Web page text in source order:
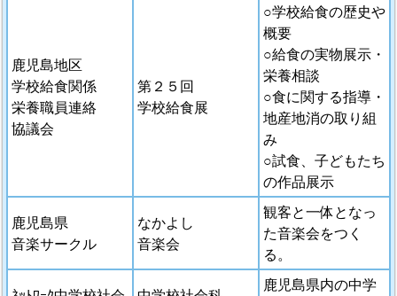
鹿児島地区
学校給食関係
栄養職員連絡
協議会
第２５回
学校給食展
○学校給食の歴史や
概要
○給食の実物展示・
栄養相談
○食に関する指導・
地産地消の取り組
み
○試食、子どもたち
の作品展示
鹿児島県
音楽サークル
なかよし
音楽会
観客と一体となっ
た音楽会をつく
る。
鹿児島県内の中学